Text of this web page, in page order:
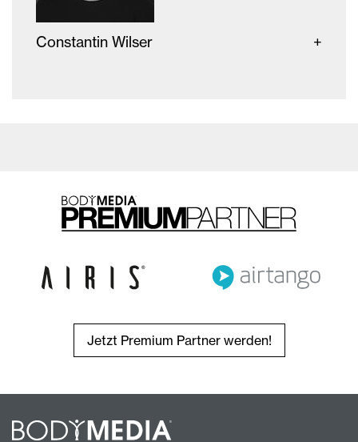
Constantin Wilser
Jetzt Premium Partner werden!